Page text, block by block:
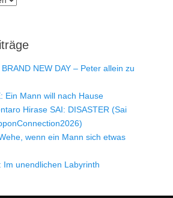
NEW DAY – Peter allein zu
Ein Mann will nach Hause
Hirase SAI: DISASTER (Sai
wenn ein Mann sich etwas
Im unendlichen Labyrinth